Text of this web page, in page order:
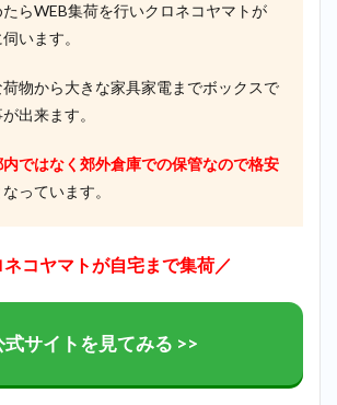
たらWEB集荷を行いクロネコヤマトが
います。
物から大きな家具家電までボックスで
出来ます。
ではなく郊外倉庫での保管なので格安
なっています。
ネコヤマトが自宅まで集荷／
式サイトを見てみる >>